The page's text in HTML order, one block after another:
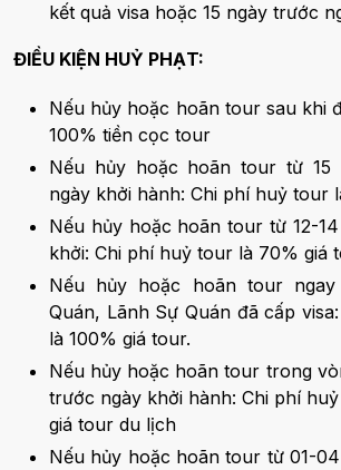
kết quả visa hoặc 15 ngày trước
ĐIỀU KIỆN HUỶ PHẠT:
Nếu hủy hoặc hoãn tour sau khi
100% tiền cọc tour
Nếu hủy hoặc hoãn tour từ
ngày khởi hành: Chi phí huỷ tour
Nếu hủy hoặc hoãn tour từ 12-
khởi: Chi phí huỷ tour là 70% giá
Nếu hủy hoặc hoãn tour
Quán, Lãnh Sự Quán đã cấp
là 100% giá tour.
Nếu hủy hoặc hoãn tour trong
trước ngày khởi hành: Chi phí
giá tour du lịch
Nếu hủy hoặc hoãn tour từ 01-